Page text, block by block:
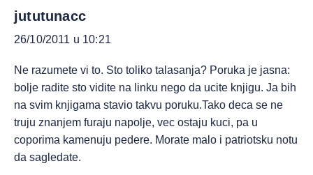
jututunacc
26/10/2011 u 10:21
Ne razumete vi to. Sto toliko talasanja? Poruka je jasna:
bolje radite sto vidite na linku nego da ucite knjigu. Ja bih
na svim knjigama stavio takvu poruku.Tako deca se ne
truju znanjem furaju napolje, vec ostaju kuci, pa u
coporima kamenuju pedere. Morate malo i patriotsku notu
da sagledate.